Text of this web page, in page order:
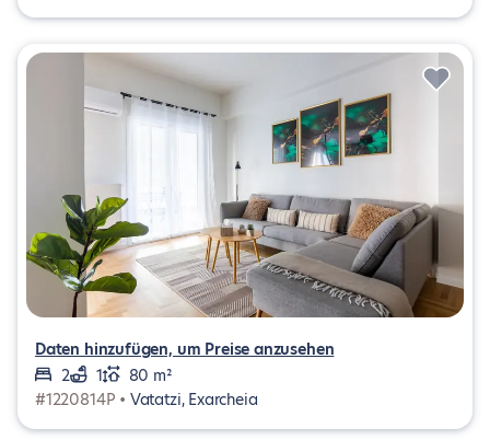
Daten hinzufügen, um Preise anzusehen
2
1
80 m²
#1220814P • Vatatzi, Exarcheia